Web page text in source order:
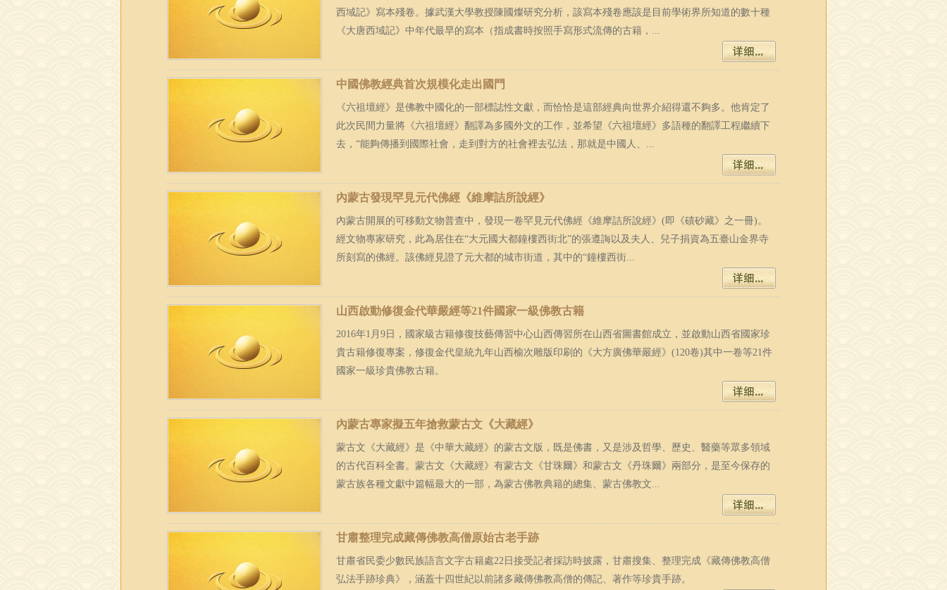
西域記》寫本殘卷。據武漢大學教授陳國燦研究分析，該寫本殘卷應該是目前學術界所知道的數十種
《大唐西域記》中年代最早的寫本（指成書時按照手寫形式流傳的古籍，...
中國佛教經典首次規模化走出國門
《六祖壇經》是佛教中國化的一部標誌性文獻，而恰恰是這部經典向世界介紹得還不夠多。他肯定了
此次民間力量將《六祖壇經》翻譯為多國外文的工作，並希望《六祖壇經》多語種的翻譯工程繼續下
去，“能夠傳播到國際社會，走到對方的社會裡去弘法，那就是中國人、...
內蒙古發現罕見元代佛經《維摩詰所說經》
內蒙古開展的可移動文物普查中，發現一卷罕見元代佛經《維摩詰所說經》(即《磧砂藏》之一冊)。
經文物專家研究，此為居住在“大元國大都鐘樓西街北”的張遵誨以及夫人、兒子捐資為五臺山金界寺
所刻寫的佛經。該佛經見證了元大都的城市街道，其中的“鐘樓西街...
山西啟動修復金代華嚴經等21件國家一級佛教古籍
2016年1月9日，國家級古籍修復技藝傳習中心山西傳習所在山西省圖書館成立，並啟動山西省國家珍
貴古籍修復專案，修復金代皇統九年山西榆次雕版印刷的《大方廣佛華嚴經》(120卷)其中一卷等21件
國家一級珍貴佛教古籍。
內蒙古專家擬五年搶救蒙古文《大藏經》
蒙古文《大藏經》是《中華大藏經》的蒙古文版，既是佛書，又是涉及哲學、歷史、醫藥等眾多領域
的古代百科全書。蒙古文《大藏經》有蒙古文《甘珠爾》和蒙古文《丹珠爾》兩部分，是至今保存的
蒙古族各種文獻中篇幅最大的一部，為蒙古佛教典籍的總集、蒙古佛教文...
甘肅整理完成藏傳佛教高僧原始古老手跡
甘肅省民委少數民族語言文字古籍處22日接受記者採訪時披露，甘肅搜集、整理完成《藏傳佛教高僧
弘法手跡珍典》，涵蓋十四世紀以前諸多藏傳佛教高僧的傳記、著作等珍貴手跡。